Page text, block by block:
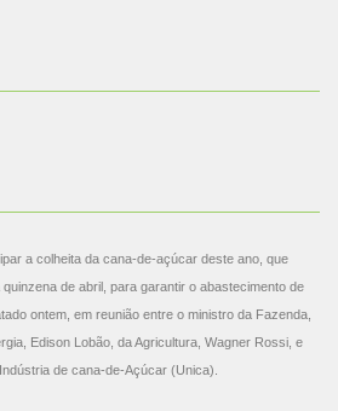
a colheita da cana-de-açúcar deste ano, que
de abril, para garantir o abastecimento de
ontem, em reunião entre o ministro da Fazenda,
Edison Lobão, da Agricultura, Wagner Rossi, e
de cana-de-Açúcar (Unica).